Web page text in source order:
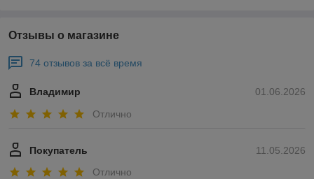
Отзывы о магазине
74 отзывов за всё время
01.06.2026
Владимир
Отлично
11.05.2026
Покупатель
Отлично